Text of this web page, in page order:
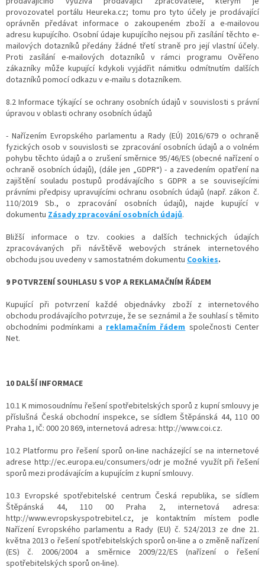
provozovatel portálu Heureka.cz; tomu pro tyto účely je prodávající
oprávněn předávat informace o zakoupeném zboží a e-mailovou
adresu kupujícího. Osobní údaje kupujícího nejsou při zasílání těchto e-
mailových dotazníků předány žádné třetí straně pro její vlastní účely.
Proti zasílání e-mailových dotazníků v rámci programu Ověřeno
zákazníky může kupující kdykoli vyjádřit námitku odmítnutím dalších
dotazníků pomocí odkazu v e-mailu s dotazníkem.
8.2 Informace týkající se ochrany osobních údajů v souvislosti s právní
úpravou v oblasti ochrany osobních údajů
- Nařízením Evropského parlamentu a Rady (EÚ) 2016/679 o ochraně
fyzických osob v souvislosti se zpracování osobních údajů a o volném
pohybu těchto údajů a o zrušení směrnice 95/46/ES (obecné nařízení o
ochraně osobních údajů), (dále jen „GDPR“) - a zavedením opatření na
zajištění souladu postupů prodávajícího s GDPR a se souvisejícími
právními předpisy upravujícími ochranu osobních údajů (např. zákon č.
110/2019 Sb., o zpracování osobních údajů), najde kupující v
dokumentu Zásady zpracování osobních údajů.
Bližší informace o tzv. cookies a dalších technických údajích
zpracovávaných při návštěvě webových stránek internetového
obchodu jsou uvedeny v samostatném dokumentu Cookies.
9 POTVRZENÍ SOUHLASU S VOP A REKLAMAČNÍM ŘÁDEM
Kupující při potvrzení každé objednávky zboží z internetového
obchodu prodávajícího potvrzuje, že se seznámil a že souhlasí s těmito
obchodními podmínkami a reklamačním řádem společnosti Center
Net.
10 DALŠÍ INFORMACE
10.1 K mimosoudnímu řešení spotřebitelských sporů z kupní smlouvy je
příslušná Česká obchodní inspekce, se sídlem Štěpánská 44, 110 00
Praha 1, IČ: 000 20 869, internetová adresa: http://www.coi.cz.
10.2 Platformu pro řešení sporů on-line nacházející se na internetové
adrese http://ec.europa.eu/consumers/odr je možné využít při řešení
sporů mezi prodávajícím a kupujícím z kupní smlouvy.
10.3 Evropské spotřebitelské centrum Česká republika, se sídlem
Štěpánská 44, 110 00 Praha 2, internetová adresa:
http://www.evropskyspotrebitel.cz, je kontaktním místem podle
Nařízení Evropského parlamentu a Rady (EU) č. 524/2013 ze dne 21.
května 2013 o řešení spotřebitelských sporů on-line a o změně nařízení
(ES) č. 2006/2004 a směrnice 2009/22/ES (nařízení o řešení
spotřebitelských sporů on-line).